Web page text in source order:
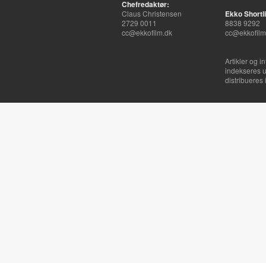
Chefredaktør:
Claus Christensen
2729 0011
cc@ekkofilm.dk
Ekko
8838 9292
Artikler og
indekseres
distribueres